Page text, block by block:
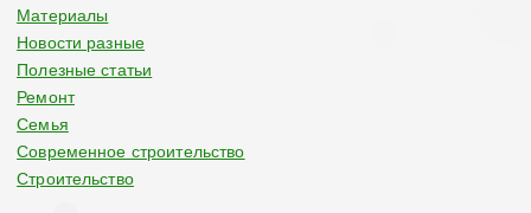
Материалы
Новости разные
Полезные статьи
Ремонт
Семья
Современное строительство
Строительство